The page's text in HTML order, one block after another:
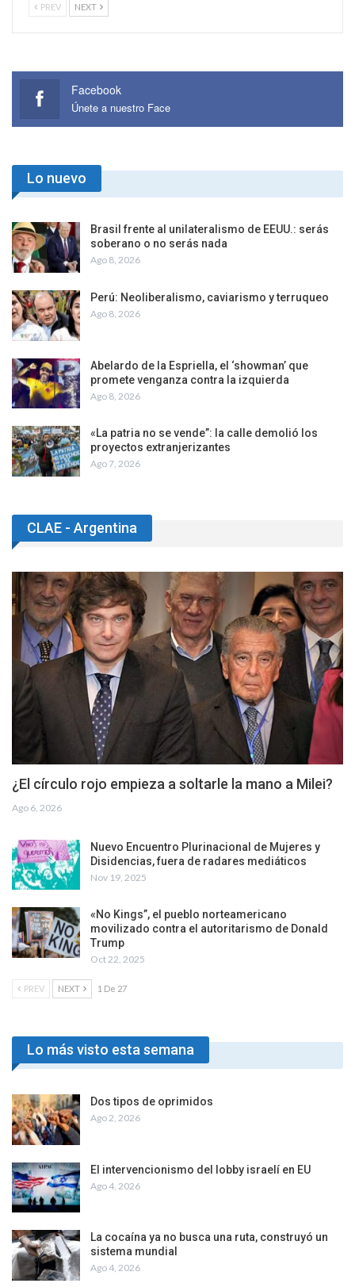
PREV NEXT
Facebook
Únete a nuestro Face
Lo nuevo
Brasil frente al unilateralismo de EEUU.: serás
soberano o no serás nada
Ago 8, 2026
Perú: Neoliberalismo, caviarismo y terruqueo
Ago 8, 2026
Abelardo de la Espriella, el ‘showman’ que
promete venganza contra la izquierda
Ago 8, 2026
«La patria no se vende”: la calle demolió los
proyectos extranjerizantes
Ago 7, 2026
CLAE - Argentina
¿El círculo rojo empieza a soltarle la mano a Milei?
Ago 6, 2026
Nuevo Encuentro Plurinacional de Mujeres y
Disidencias, fuera de radares mediáticos
Nov 19, 2025
«No Kings”, el pueblo norteamericano
movilizado contra el autoritarismo de Donald
Trump
Oct 22, 2025
PREV NEXT 1 De 27
Lo más visto esta semana
Dos tipos de oprimidos
Ago 2, 2026
El intervencionismo del lobby israelí en EU
Ago 4, 2026
La cocaína ya no busca una ruta, construyó un
sistema mundial
Ago 4, 2026